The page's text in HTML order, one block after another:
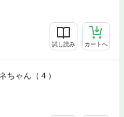
試し読み カートへ
ちゃん（４）